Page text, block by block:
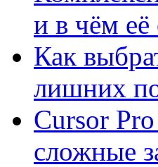
и в чём её
Как
лишних
Cursor
сложные